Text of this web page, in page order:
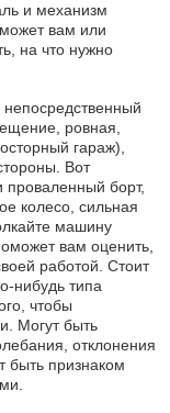
и механизм
вам или
на что нужно
ровная,
гараж),
Вот
проваленный борт,
колесо, сильная
машину
вам оценить,
работой. Стоит
нибудь типа
чтобы
Могут быть
отклонения
быть признаком